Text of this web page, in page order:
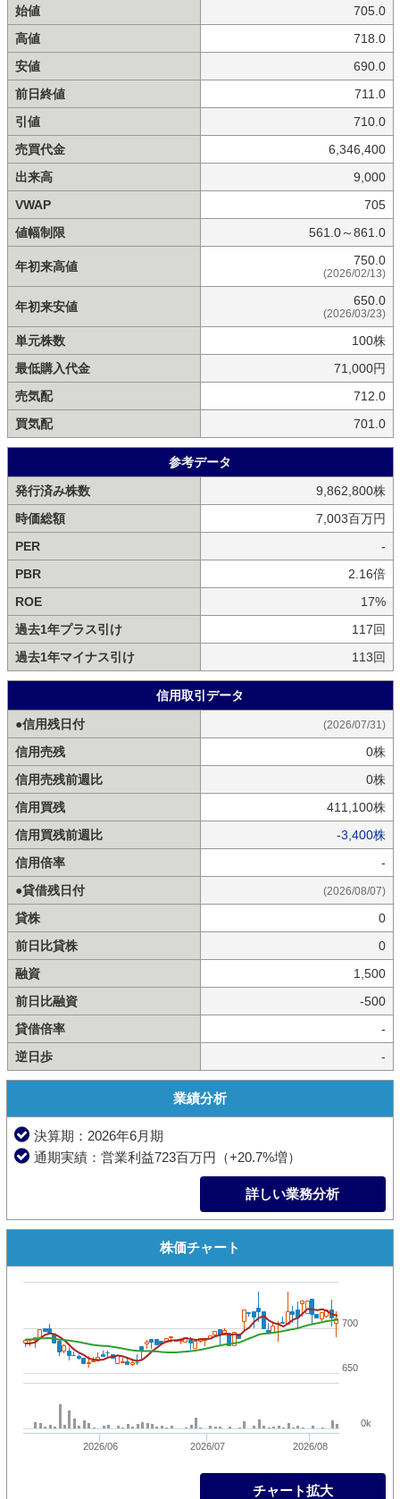
始値
705.0
高値
718.0
安値
690.0
前日終値
711.0
引値
710.0
売買代金
6,346,400
出来高
9,000
VWAP
705
値幅制限
561.0～861.0
年初来高値 750.0
(2026/02/13)
年初来安値 650.0
(2026/03/23)
単元株数
100株
最低購入代金
71,000円
売気配
712.0
買気配
701.0
参考データ
発行済み株数
9,862,800株
時価総額
7,003百万円
PER
-
PBR
2.16倍
ROE
17%
過去1年プラス引け
117回
過去1年マイナス引け
113回
信用取引データ
●信用残日付
(2026/07/31)
信用売残
0株
信用売残前週比
0株
信用買残
411,100株
信用買残前週比
-3,400株
信用倍率
-
●貸借残日付
(2026/08/07)
貸株
0
前日比貸株
0
融資
1,500
前日比融資
-500
貸借倍率
-
逆日歩
-
業績分析
決算期：2026年6月期
通期実績：営業利益723百万円（+20.7%増）
詳しい業務分析
株価チャート
2026/06 2026/07 2026/08
650
700
0k
チャート拡大